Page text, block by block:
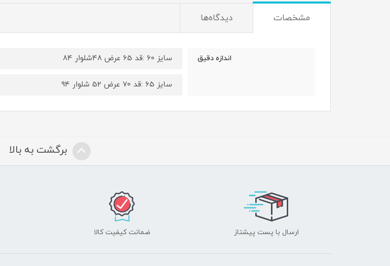
مشخصات دیدگاه‌ها
اندازه دقیق سایز 60 :قد 65 عرض 48شلوار 84
سایز 65 :قد 70 عرض 52 شلوار 94
برگشت به بالا
ارسال با پست پیشتاز ضمانت کیفیت کالا